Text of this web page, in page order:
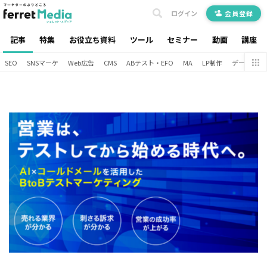
記事 特集 お役立ち資料 ツール セミナー 動画 講座
ログイン 会員登録
SEO SNSマーケ Web広告 CMS ABテスト・EFO MA LP制作 データ分析